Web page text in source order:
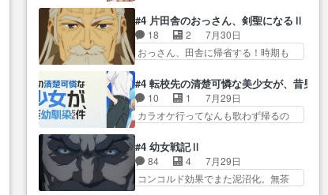
替わってるのね… こんなデカイ
のどうやって運ぶんだよ！？
姉… ダラさん、人型形態にもな
れるんか!?w髪…
レ… ヨコヤの頭の回転の速さと
人間の心理を利用… 夜の国のヨ
コヤ支配がますますひどく……。
裁支配を強化、… やはりヨコヤ
いいですね。昼の国が勝てる
流… 役で出演いたしました。次
回も緊張が止まり…
しむ４人。だが、期末試… どん
なゲームも相手が強すぎるとやる気
無く… テーマ：テスト勉強と大
会感想は、美緒がテ… すげーー
優… 深夜の格ゲー対戦よりテス
トの方がよっぽど… 真剣に授業
を受けて、夜は珠樹の部屋で格
勉強会！美緒ちゃ… 受験勉強と
戦闘の2択なら戦闘を選ぶ娘w
美… 勉強嫌いでバトルを選ぶっ
て、ひぐらしの沙…
#4 片田舎のおっさん、剣聖になるⅡ
18 2
7月30日
おっさん、田舎に帰省する！時期も
副団長、年長者が強い順… 底知
れない爺さんには夢が詰まってると
思う… クルニ、ヘンブリッツ、
ミュイと一緒におっ… 帰省、お
確… 父親から手紙が来た。サー
ベルボアの退治の… ここでヘン
ブリッツくんが同行するのが変
#4 転校先の清楚可憐な美少女が、昔男
10 1
7月29日
カラオケ行ってなんも歌わず帰るの
めっちゃ可愛いぞ！！！… どう
やらあの女優さんが春希のお母さん
のよ… 春希ちゃん姫ちゃんに野
菜の子も凄え可愛い… 隼人くん
#4 幼女戦記Ⅱ
84 4
7月29日
コンコルド効果でまた泥沼化。無茶